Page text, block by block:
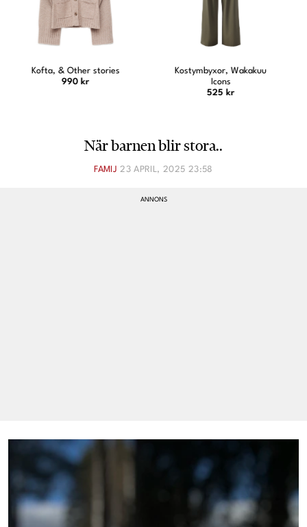
Kostymbyxor, Wakakuu
Icons
Jeansskjorta, Ellos
479 kr
När barnen blir stora..
FAMIJ 23 APRIL, 2025 23:58